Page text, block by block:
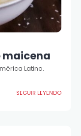
maicena
Latina.
SEGUIR LEYENDO